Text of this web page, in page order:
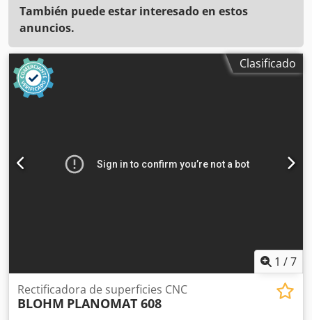
También puede estar interesado en estos
anuncios.
Clasificado
1 /7
Rectificadora de superficies CNC
BLOHM PLANOMAT 608